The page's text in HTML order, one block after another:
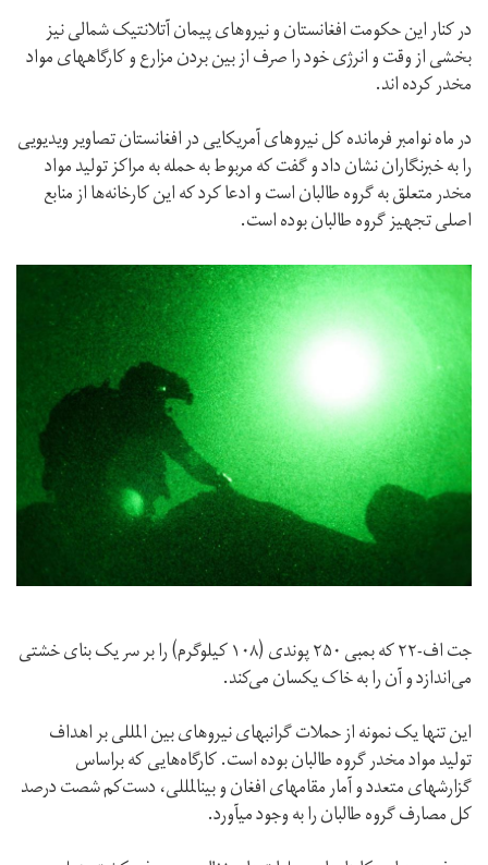
در کنار این حکومت افغانستان و نیروهای پیمان آتلانتیک شمالی نیز
بخشی از وقت و انرژی خود را صرف از بین بردن مزارع و کارگاههای مواد
مخدر کرده اند.
در ماه نوامبر فرمانده کل نیروهای آمریکایی در افغانستان تصاویر ویدیویی
را به خبرنگاران نشان داد و گفت که مربوط به حمله به مراکز تولید مواد
مخدر متعلق به گروه طالبان است و ادعا کرد که این کارخانه‌ها از منابع
اصلی تجهیز گروه طالبان بوده است.
جت اف-۲۲ که بمبی ۲۵۰ پوندی (۱۰۸ کیلوگرم) را بر سر یک بنای خشتی
می‌اندازد و آن را به خاک یکسان می‌کند.
این تنها یک نمونه از حملات گرانبهای نیروهای بین المللی بر اهداف
تولید مواد مخدر گروه طالبان بوده است. کارگاه‌هایی که براساس
گزارشهای متعدد و آمار مقامهای افغان و بینالمللی، دست‌کم شصت درصد
کل مصارف گروه طالبان را به وجود میآورد.